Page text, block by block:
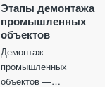
Этапы демонтажа
промышленных
объектов
Демонтаж
промышленных
объектов —…